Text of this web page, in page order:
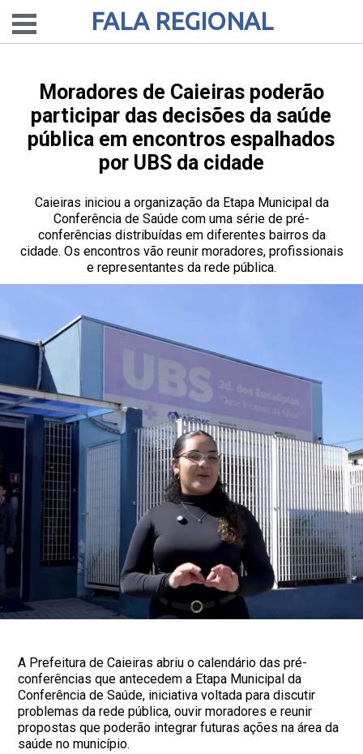
FALA REGIONAL
Moradores de Caieiras poderão
participar das decisões da saúde
pública em encontros espalhados
por UBS da cidade
Caieiras iniciou a organização da Etapa Municipal da
Conferência de Saúde com uma série de pré-
conferências distribuídas em diferentes bairros da
cidade. Os encontros vão reunir moradores, profissionais
e representantes da rede pública.
A Prefeitura de Caieiras abriu o calendário das pré-
conferências que antecedem a Etapa Municipal da
Conferência de Saúde, iniciativa voltada para discutir
problemas da rede pública, ouvir moradores e reunir
propostas que poderão integrar futuras ações na área da
saúde no município.